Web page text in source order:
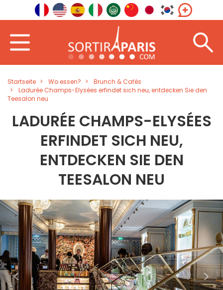
Startseite Wo essen?
Brunch & Cafés
Ladurée Champs-Elysées erfindet sich neu, entdecken Sie den
Teesalon neu
LADURÉE CHAMPS-ELYSÉES
ERFINDET SICH NEU,
ENTDECKEN SIE DEN
TEESALON NEU
< >